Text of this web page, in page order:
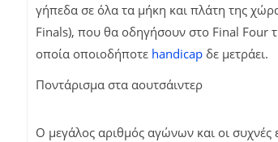
γήπεδα σε όλα τα μήκη και πλάτη της
Finals), που θα οδηγήσουν στο Final Four
οποία οποιοδήποτε handicap δε μετράει.
Ποντάρισμα στα αουτσάιντερ
Ο μεγάλος αριθμός αγώνων και οι συχνές